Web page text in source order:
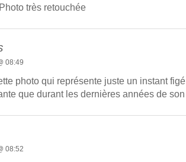
très retouchée
08:49
photo qui représente juste un instant
que durant les dernières années de
08:52